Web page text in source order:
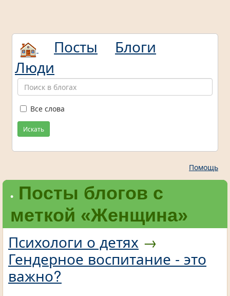
Посты
Блоги
Люди
Все слова
Искать
Помощь
• Посты блогов с
меткой «Женщина»
Психологи о детях →
Гендерное воспитание - это
важно?